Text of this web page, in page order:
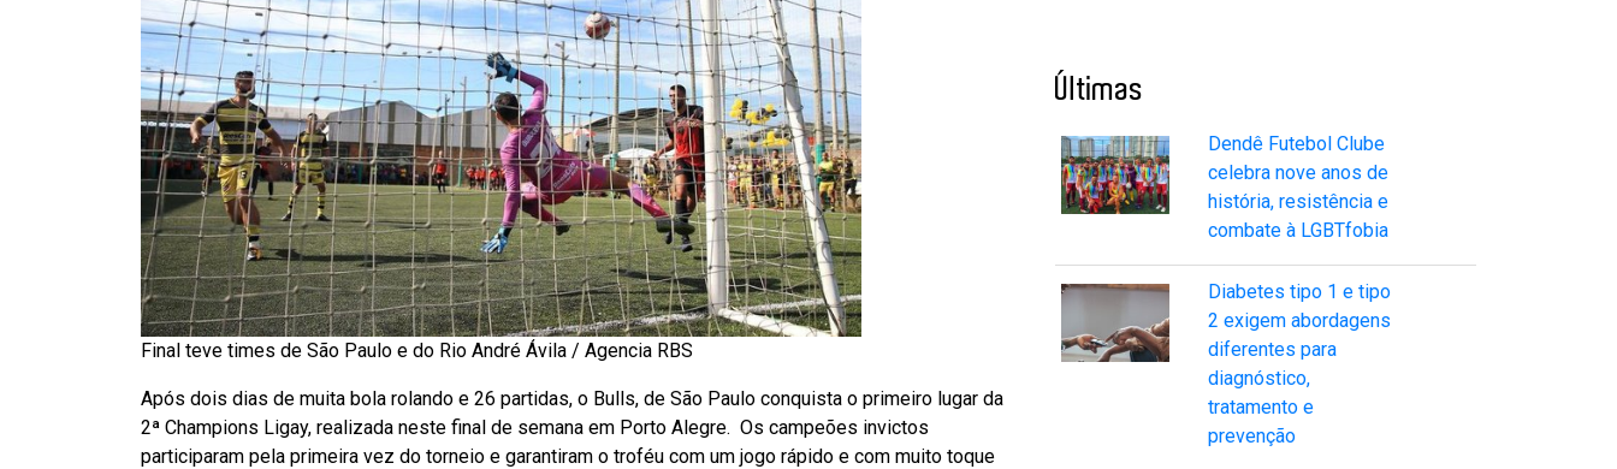
Final teve times de São Paulo e do Rio André Ávila / Agencia RBS
Após dois dias de muita bola rolando e 26 partidas, o Bulls, de São Paulo conquista o primeiro lugar da
2ª Champions Ligay, realizada neste final de semana em Porto Alegre. Os campeões invictos
participaram pela primeira vez do torneio e garantiram o troféu com um jogo rápido e com muito toque
Últimas
Dendê Futebol Clube
celebra nove anos de
história, resistência e
combate à LGBTfobia
Diabetes tipo 1 e tipo
2 exigem abordagens
diferentes para
diagnóstico,
tratamento e
prevenção